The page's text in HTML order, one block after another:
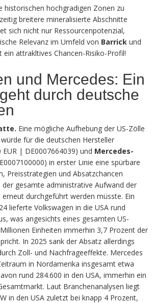
historischen hochgradigen Zonen zu
breitere mineralisierte Abschnitte
sich nicht nur Ressourcenpotenzial,
Relevanz im Umfeld von Barrick und
ein attrakltives Chancen-Risiko-Profil!
und Mercedes: Ein
durch deutsche
Eine mögliche Aufhebung der US-Zölle
für die deutschen Hersteller
EUR | DE0007664039) und Mercedes-
in erster Linie eine spürbare
Preisstrategien und Absatzchancen
gesamte administrative Aufwand der
durchgeführt werden müsste. Ein
lieferte Volkswagen in die USA rund
was angesichts eines gesamten US-
Einheiten immerhin 3,7 Prozent der
In 2025 sank der Absatz allerdings
Zoll- und Nachfrageeffekte. Mercedes
in Nordamerika insgesamt etwa
rund 284.600 in den USA, immerhin ein
Laut Branchenanalysen liegt
in den USA zuletzt bei knapp 4 Prozent,